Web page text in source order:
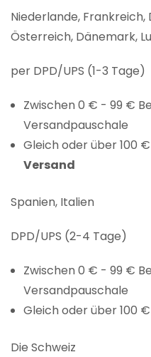
Niederlande, Frankreich,
Österreich, Dänemark,
per DPD/UPS (1-3 Tage)
Zwischen 0 € - 99 €
Versandpauschale
Gleich oder über 100
Versand
Spanien, Italien
DPD/UPS (2-4 Tage)
Zwischen 0 € - 99 €
Versandpauschale
Gleich oder über 100
Die Schweiz